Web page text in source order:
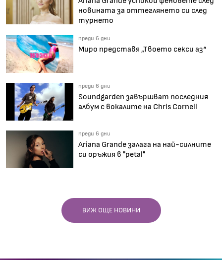
новината за оттеглянето си след
турнето
преди 6 дни
Миро представя „Твоето секси аз“
преди 6 дни
Soundgarden завършват последния
албум с вокалите на Chris Cornell
преди 6 дни
Ariana Grande залага на най-силните
си оръжия в "petal"
ВИЖ ОЩЕ НОВИНИ